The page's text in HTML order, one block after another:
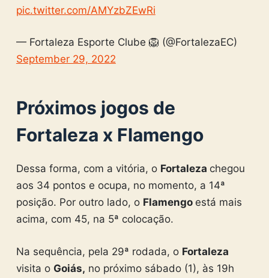
pic.twitter.com/AMYzbZEwRi
— Fortaleza Esporte Clube 🦁 (@FortalezaEC)
September 29, 2022
Próximos jogos de
Fortaleza x Flamengo
Dessa forma, com a vitória, o Fortaleza chegou
aos 34 pontos e ocupa, no momento, a 14ª
posição. Por outro lado, o Flamengo está mais
acima, com 45, na 5ª colocação.
Na sequência, pela 29ª rodada, o Fortaleza
visita o Goiás, no próximo sábado (1), às 19h